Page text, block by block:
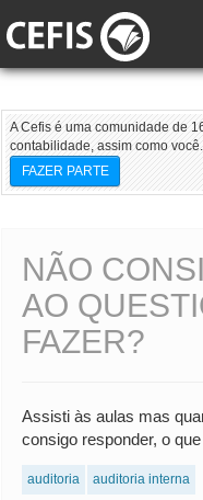
A Cefis é uma comunidade de
contabilidade, assim como
FAZER PARTE
NÃO
AO
FAZER?
Assisti às aulas mas
consigo responder, o
auditoria auditoria interna